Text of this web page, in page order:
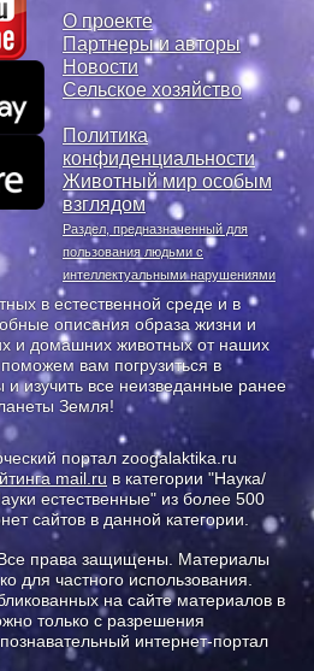
О проекте
Партнеры и авторы
Новости
Сельское хозяйство
Политика
конфиденциальности
Животный мир особым
взглядом
Раздел, предназначенный для
пользования людьми с
интеллектуальными нарушениями
в естественной среде и в
описания образа жизни и
и домашних животных от наших
вам погрузиться в
изучить все неизведанные ранее
Земля!
портал zoogalaktika.ru
mail.ru в категории "Наука/
естественные" из более 500
сайтов в данной категории.
права защищены. Материалы
для частного использования.
на сайте материалов в
только с разрешения
интернет-портал